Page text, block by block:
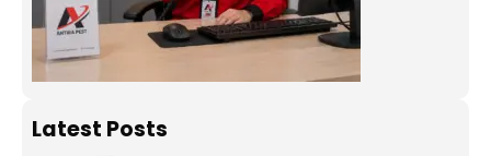
Latest Posts